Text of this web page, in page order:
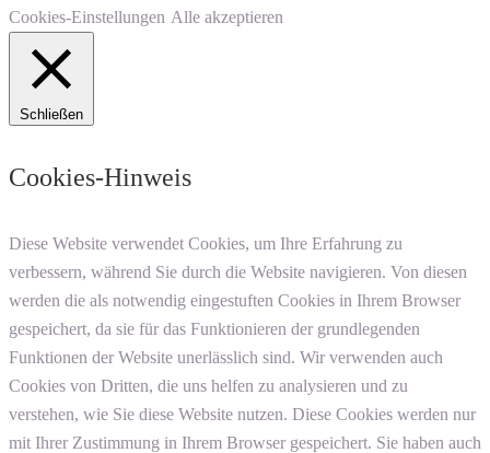
Cookies-Einstellungen Alle akzeptieren
Schließen
Cookies-Hinweis
Diese Website verwendet Cookies, um Ihre Erfahrung zu
verbessern, während Sie durch die Website navigieren. Von diesen
werden die als notwendig eingestuften Cookies in Ihrem Browser
gespeichert, da sie für das Funktionieren der grundlegenden
Funktionen der Website unerlässlich sind. Wir verwenden auch
Cookies von Dritten, die uns helfen zu analysieren und zu
verstehen, wie Sie diese Website nutzen. Diese Cookies werden nur
mit Ihrer Zustimmung in Ihrem Browser gespeichert. Sie haben auch